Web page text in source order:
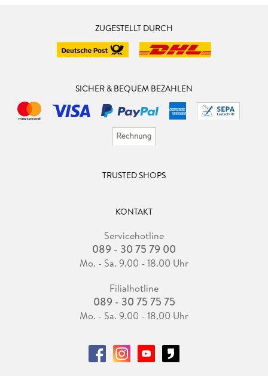
ZUGESTELLT DURCH
SICHER & BEQUEM BEZAHLEN
TRUSTED SHOPS
KONTAKT
Servicehotline
089 - 30 75 79 00
Mo. - Sa. 9.00 - 18.00 Uhr
Filialhotline
089 - 30 75 75 75
Mo. - Sa. 9.00 - 18.00 Uhr